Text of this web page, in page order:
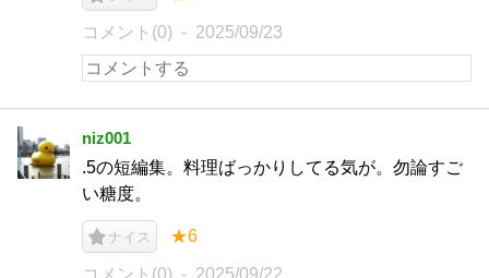
コメント(0) 2025/09/23
niz001
.5の短編集。料理ばっかりしてる気が。勿論すご
い糖度。
ナイス ★6
コメント(0) 2025/09/22